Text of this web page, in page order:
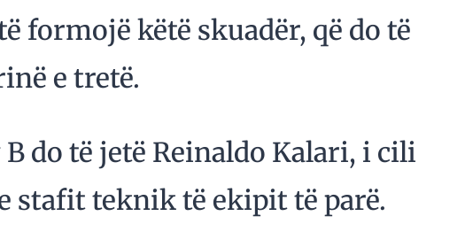
formojë këtë skuadër, që do të
e tretë.
do të jetë Reinaldo Kalari, i cili
stafit teknik të ekipit të parë.